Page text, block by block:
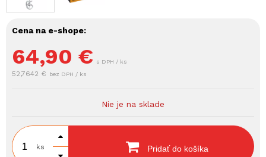
Cena na e-shope:
64,90 € s DPH / ks
52,7642 € bez DPH / ks
Nie je na sklade
ks Pridať do košíka